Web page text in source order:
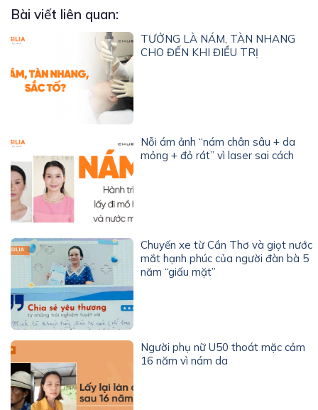
Bài viết liên quan:
TƯỞNG LÀ NÁM, TÀN NHANG
CHO ĐẾN KHI ĐIỀU TRỊ
Nỗi ám ảnh “nám chân sâu + da
mỏng + đỏ rát” vì laser sai cách
Chuyến xe từ Cần Thơ và giọt nước
mắt hạnh phúc của người đàn bà 5
năm “giấu mặt”
Người phụ nữ U50 thoát mặc cảm
16 năm vì nám da